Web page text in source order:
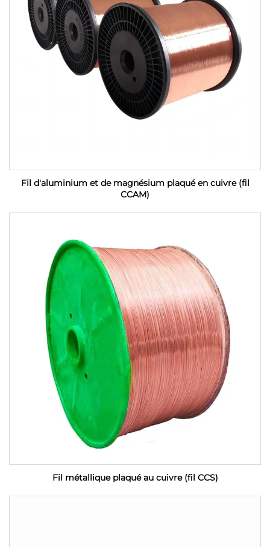
Fil d'aluminium et de magnésium plaqué en cuivre (fil
CCAM)
Fil métallique plaqué au cuivre (fil CCS)